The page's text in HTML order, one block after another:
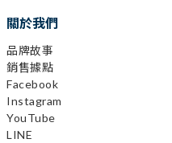
關於我們
品牌故事
銷售據點
Facebook
Instagram
YouTube
LINE